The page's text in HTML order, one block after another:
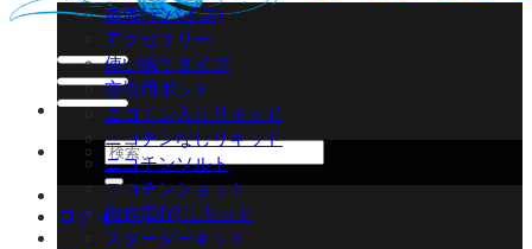
検
索
対
象:
ログイン
本体(デバイス)
アクセサリー
使い捨てタイプ
交換用ポッド
ニコチン入りリキッド
ニコチンなしリキッド
ニコチンソルト
ニコチンショット
自作(DIY)リキッド
スターターキット